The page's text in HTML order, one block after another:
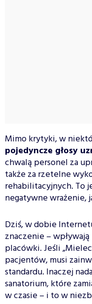
Mimo krytyki, w
pojedyncze głosy
chwalą personel za
także za rzetelne
rehabilitacyjnych. To
negatywne wrażenie,
Dziś, w dobie
znaczenie –
placówki. Jeśli
pacjentów, musi
standardu. Inaczej
sanatorium, które
w czasie – i to w